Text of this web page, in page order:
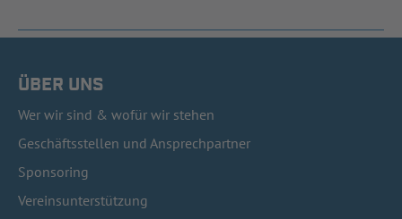
ÜBER UNS
Wer wir sind & wofür wir stehen
Geschäftsstellen und Ansprechpartner
Sponsoring
Vereinsunterstützung